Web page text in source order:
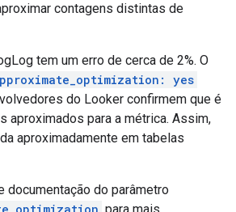
contagens distintas de
tem um erro de cerca de 2%. O
yes
do Looker confirmem que é
aproximados para a métrica. Assim,
aproximadamente em tabelas
documentação do parâmetro